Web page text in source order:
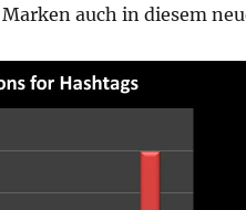
Marken auch in diesem